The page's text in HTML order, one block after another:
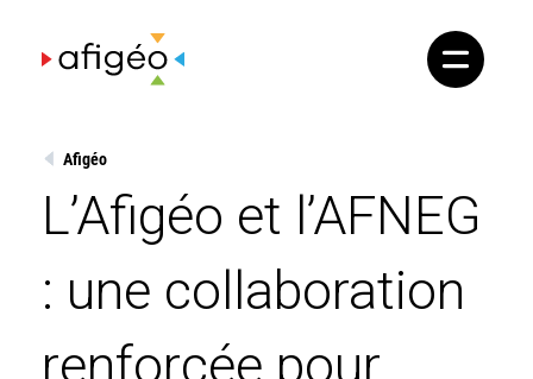
content
Afigéo
L’Afigéo et l’AFNEG
: une collaboration
renforcée pour